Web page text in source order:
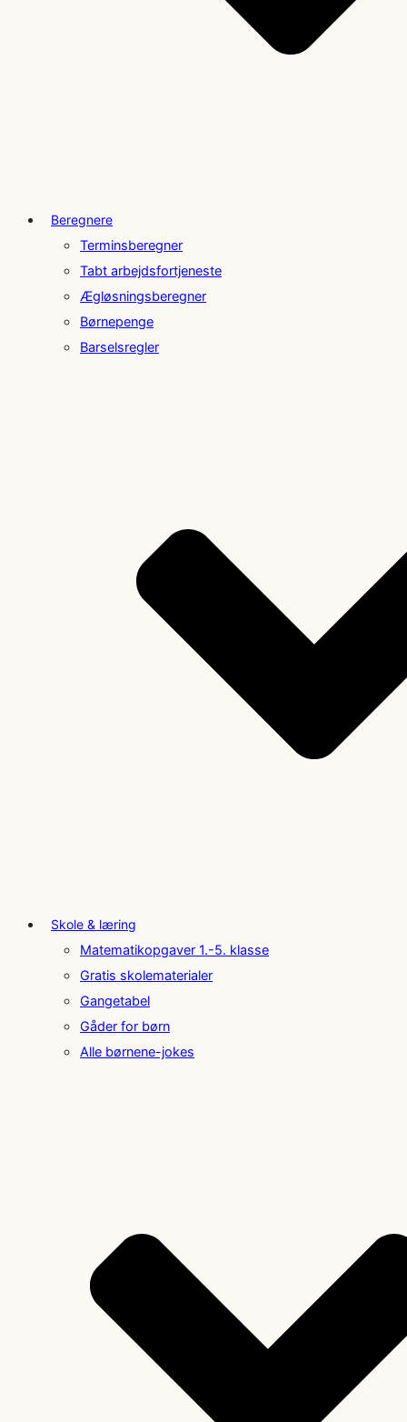
Beregnere
Terminsberegner
Tabt arbejdsfortjeneste
Ægløsningsberegner
Børnepenge
Barselsregler
Skole & læring
Matematikopgaver 1.-5. klasse
Gratis skolematerialer
Gangetabel
Gåder for børn
Alle børnene-jokes